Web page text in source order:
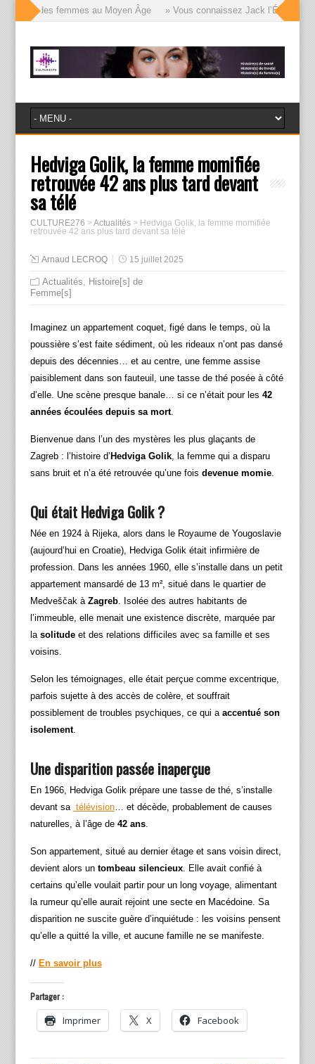
des femmes au Moyen Âge » Vous connaissez Jack l’Éventreur,
Hedviga Golik, la femme momifiée
retrouvée 42 ans plus tard devant
sa télé
CULTURE276 >Actualités> Hedviga Golik, la femme momifiée
retrouvée 42 ans plus tard devant sa télé
Arnaud LECROQ 15 juillet 2025
Actualités, Histoire[s] de
Femme[s]
Imaginez un appartement coquet, figé dans le temps, où la
poussière s’est faite sédiment, où les rideaux n’ont pas dansé
depuis des décennies… et au centre, une femme assise
paisiblement dans son fauteuil, une tasse de thé posée à côté
d’elle. Une scène presque banale… si ce n’était pour les 42
années écoulées depuis sa mort.
Bienvenue dans l’un des mystères les plus glaçants de
Zagreb : l’histoire d’ Hedviga Golik, la femme qui a disparu
sans bruit et n’a été retrouvée qu’une fois devenue momie.
Qui était Hedviga Golik ?
Née en 1924 à Rijeka, alors dans le Royaume de Yougoslavie
(aujourd’hui en Croatie), Hedviga Golik était infirmière de
profession. Dans les années 1960, elle s’installe dans un petit
appartement mansardé de 13 m², situé dans le quartier de
Medveščak à Zagreb. Isolée des autres habitants de
l’immeuble, elle menait une existence discrète, marquée par
la solitude et des relations difficiles avec sa famille et ses
voisins.
Selon les témoignages, elle était perçue comme excentrique,
parfois sujette à des accès de colère, et souffrait
possiblement de troubles psychiques, ce qui a accentué son
isolement.
Une disparition passée inaperçue
En 1966, Hedviga Golik prépare une tasse de thé, s’installe
devant sa télévision… et décède, probablement de causes
naturelles, à l’âge de 42 ans.
Son appartement, situé au dernier étage et sans voisin direct,
devient alors un tombeau silencieux. Elle avait confié à
certains qu’elle voulait partir pour un long voyage, alimentant
la rumeur qu’elle aurait rejoint une secte en Macédoine. Sa
disparition ne suscite guère d’inquiétude : les voisins pensent
qu’elle a quitté la ville, et aucune famille ne se manifeste.
// En savoir plus
Partager :
Imprimer X Facebook